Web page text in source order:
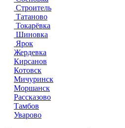
Строитель
Татаново
Токарёвка
Шиновка
Ярок
Жердевка
Кирсанов
Котовск
Мичуринск
Моршанск
Рассказово
Тамбов
Уварово